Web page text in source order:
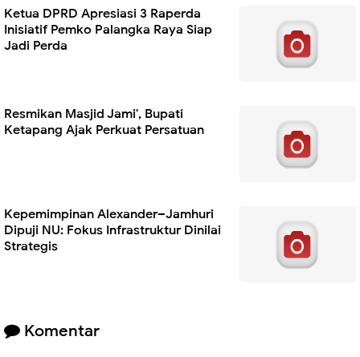
Ketua DPRD Apresiasi 3 Raperda
Inisiatif Pemko Palangka Raya Siap
Jadi Perda
Resmikan Masjid Jami', Bupati
Ketapang Ajak Perkuat Persatuan
Kepemimpinan Alexander–Jamhuri
Dipuji NU: Fokus Infrastruktur Dinilai
Strategis
Komentar